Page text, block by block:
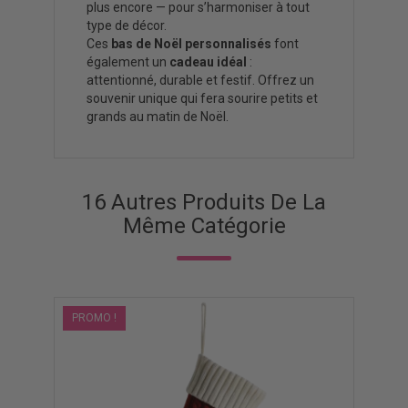
plus encore — pour s’harmoniser à tout
type de décor.
Ces bas de Noël personnalisés font
également un cadeau idéal :
attentionné, durable et festif. Offrez un
souvenir unique qui fera sourire petits et
grands au matin de Noël.
16 Autres Produits De La
Même Catégorie
PROMO !